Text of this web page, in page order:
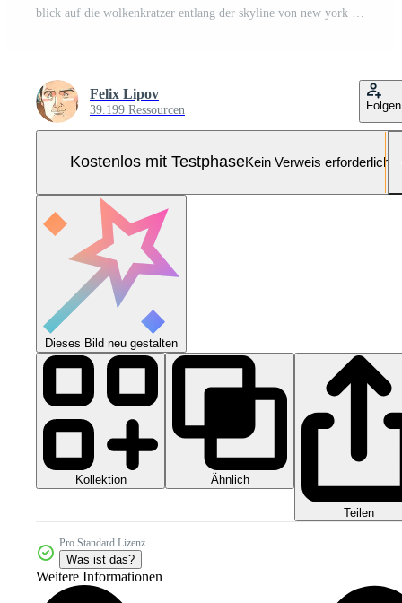
Felix Lipov
39.199 Ressourcen Folgen
Kostenlos mit TestphaseKein Verweis erforderlich
Dieses Bild neu gestalten
Kollektion Ähnlich
Teilen
Pro Standard Lizenz
Was ist das?
Weitere Informationen